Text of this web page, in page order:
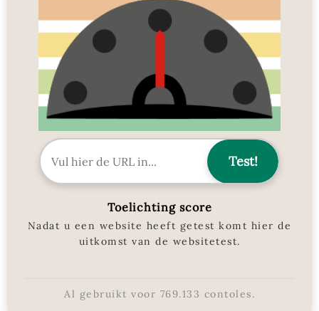
Toelichting score
Nadat u een website heeft getest komt hier de
uitkomst van de websitetest.
Al gebruikt voor 769.133 contoles.